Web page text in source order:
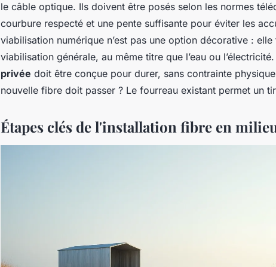
le câble optique. Ils doivent être posés selon les normes
courbure respecté et une pente suffisante pour éviter les
viabilisation numérique n’est pas une option décorative :
viabilisation générale, au même titre que l’eau ou l’électricité.
privée doit être conçue pour durer, sans contrainte
nouvelle fibre doit passer ? Le fourreau existant permet un
Étapes clés de l'installation fibre en